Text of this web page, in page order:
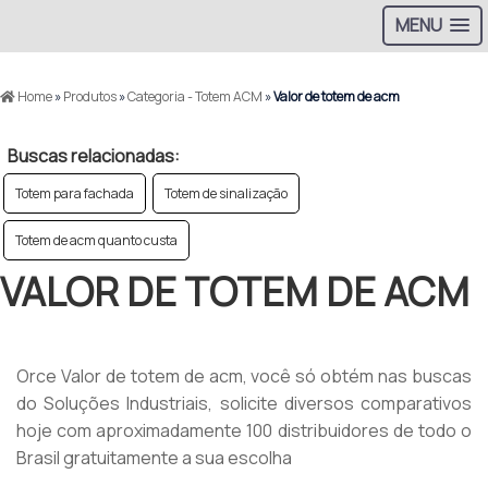
MENU
Home»Produtos»Categoria - Totem ACM »Valor de totem de acm
Buscas relacionadas:
Totem para fachada Totem de sinalização
Totem de acm quanto custa
VALOR DE TOTEM DE ACM
Orce Valor de totem de acm, você só obtém nas buscas
do Soluções Industriais, solicite diversos comparativos
hoje com aproximadamente 100 distribuidores de todo o
Brasil gratuitamente a sua escolha